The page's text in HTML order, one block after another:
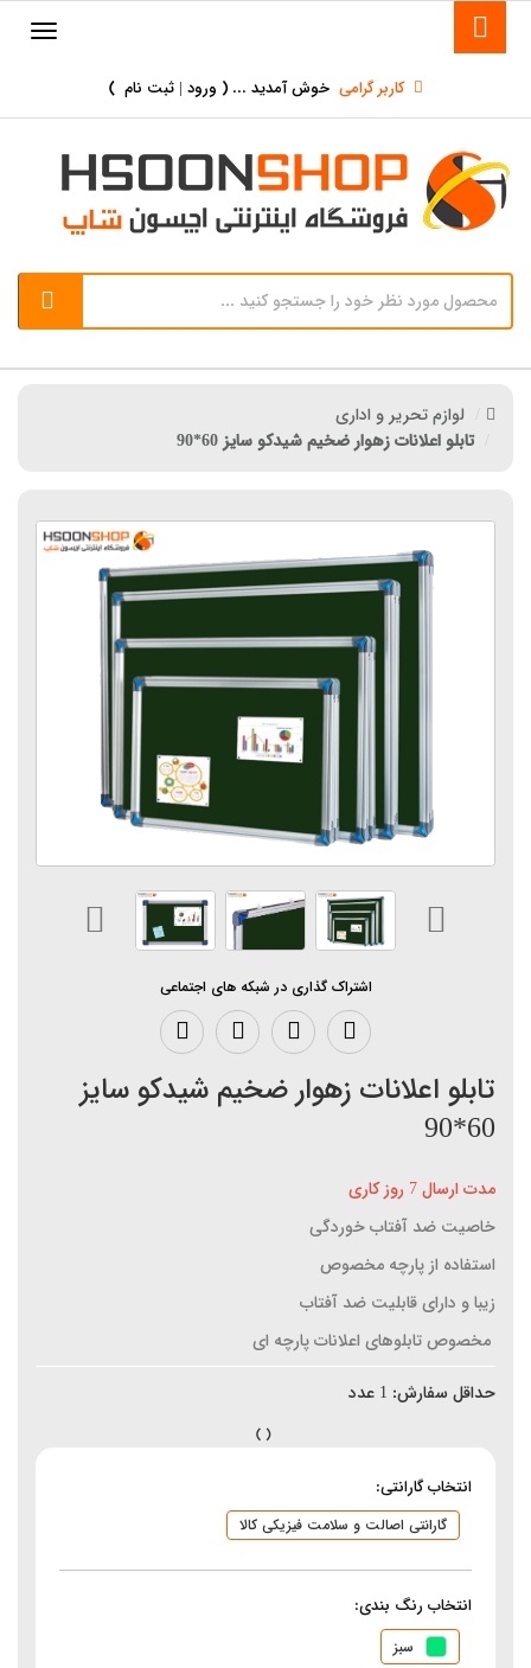
کاربر گرامی خوش آمدید ... ( ورود | ثبت نام )
لوازم تحریر و اداری
تابلو اعلانات زهوار ضخیم شیدکو سایز 60*90
اشتراک گذاری در شبکه های اجتماعی
تابلو اعلانات زهوار ضخیم شیدکو سایز
60*90
مدت ارسال 7 روز کاری
خاصیت ضد آفتاب خوردگی
استفاده از پارچه مخصوص
زیبا و دارای قابلیت ضد آفتاب
مخصوص تابلوهای اعلانات پارچه ای
حداقل سفارش: 1 عدد
انتخاب گارانتی:
گارانتی اصالت و سلامت فیزیکی کالا
انتخاب رنگ بندی:
سبز